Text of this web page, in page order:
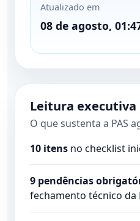
Atualizado em
08 de agosto,
Leitura executiva
O que sustenta a PAS
10 itens no checklist
9 pendências
fechamento técnico da